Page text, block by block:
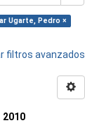
Ugarte, Pedro ×
filtros avanzados
2010